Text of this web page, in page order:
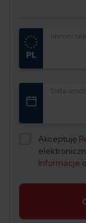
Numer
Data
Akceptuję
Informacje